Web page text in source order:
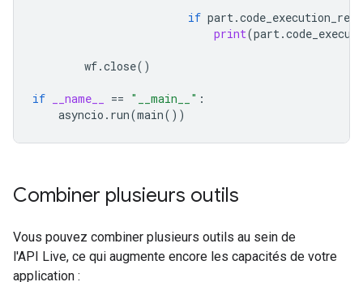
if part.
print(part.
wf.close()
if __name__ == "__main__" :
asyncio . run(main())
Combiner plusieurs outils
Vous pouvez combiner plusieurs outils au sein de
l'API Live, ce qui augmente encore les capacités de votre
application :